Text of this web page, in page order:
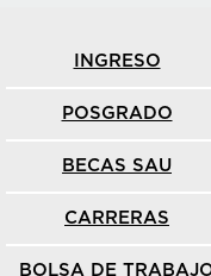
INGRESO
POSGRADO
BECAS SAU
CARRERAS
BOLSA DE